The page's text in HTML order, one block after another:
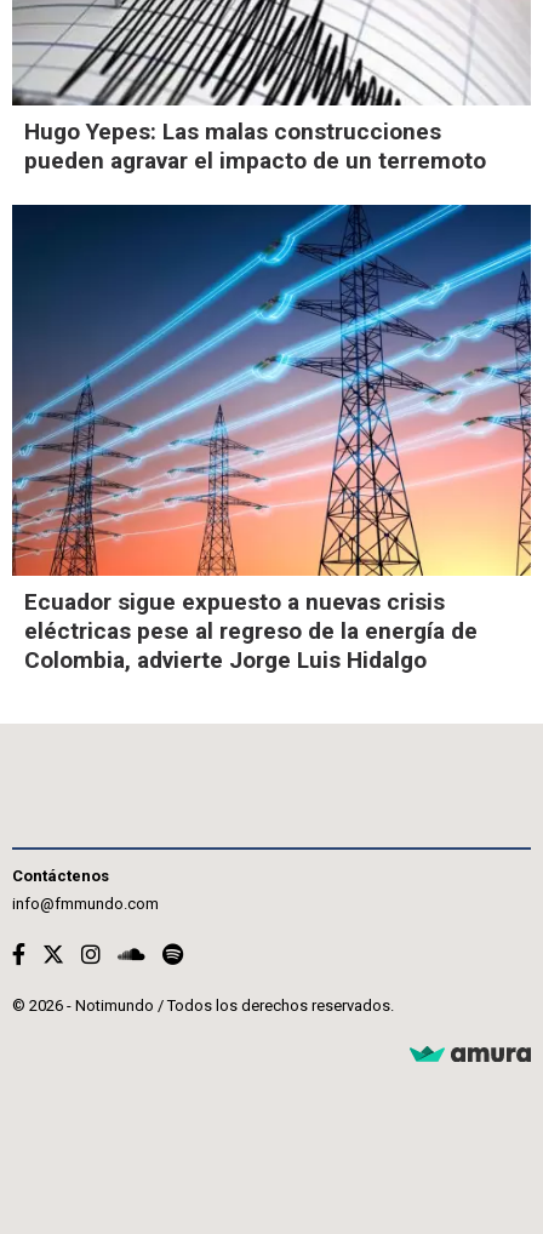
Hugo Yepes: Las malas construcciones
pueden agravar el impacto de un terremoto
Ecuador sigue expuesto a nuevas crisis
eléctricas pese al regreso de la energía de
Colombia, advierte Jorge Luis Hidalgo
Contáctenos
info@fmmundo.com
© 2026 - Notimundo / Todos los derechos reservados.